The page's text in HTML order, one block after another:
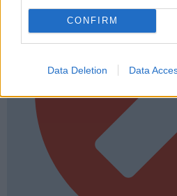
CONFIRM
Data Deletion Data